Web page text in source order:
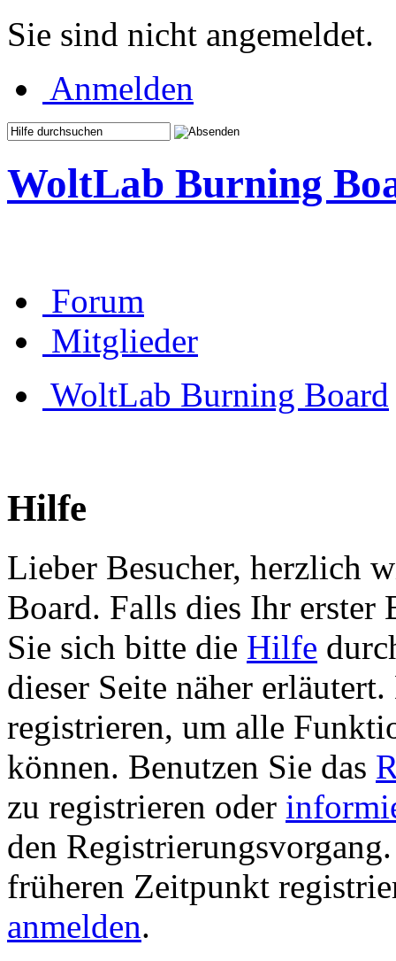
Sie sind nicht angemeldet.
Anmelden
WoltLab Burning
Forum
Mitglieder
WoltLab Burning Board
Hilfe
Lieber Besucher, herzlich
Board. Falls dies Ihr erster
Sie sich bitte die Hilfe
dieser Seite näher
registrieren, um alle
können. Benutzen Sie das
zu registrieren oder
den
früheren Zeitpunkt
anmelden.